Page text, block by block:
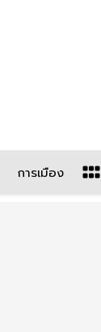
การเมือง